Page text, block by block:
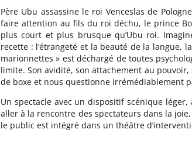
Père Ubu assassine le roi Venceslas de
faire attention au fils du roi déchu, le prince
plus court et plus brusque qu’Ubu roi.
recette : l’étrangeté et la beauté de la langue,
marionnettes » est déchargé de toutes
limite. Son avidité, son attachement au
de boxe et nous questionne irrémédiablement
Un spectacle avec un dispositif scénique
aller à la rencontre des spectateurs dans la
le public est intégré dans un théâtre